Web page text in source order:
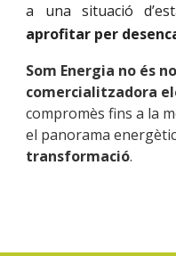
a una situació
aprofitar per
Som Energia no és
comercialitzadora
compromès fins a la
el panorama
transformació.